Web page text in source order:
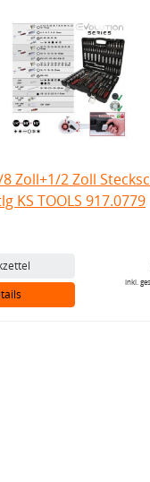
Zoll+1/2 Zoll
KS TOOLS 917.0779
inkl.